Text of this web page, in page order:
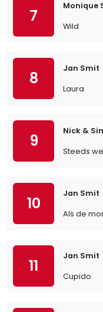
7
Monique
Wild
8
Jan Smit
Laura
9
Nick &
Steeds
10
Jan Smit
Als de
11
Jan Smit
Cupido